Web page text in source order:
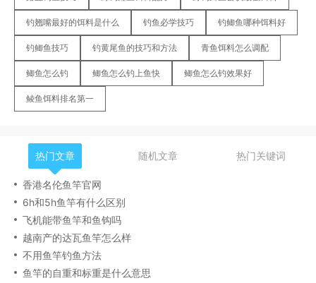
钓翘嘴最好的饵料是什么 钓鱼必学技巧 钓鲫鱼哪种饵料好
钓鲫鱼技巧 钓黄尾鱼的技巧和方法 青鱼饵料怎么调配
鲫鱼怎么钓 鲫鱼怎么钓上鱼快 鲫鱼怎么钓效果好
鲮鱼饵料排名第一
热门文章 随机文章 热门关键词
香港名伦鱼竿官网
6h和5h鱼竿有什么区别
飞机能带鱼竿和鱼钩吗
越南产的达瓦鱼竿怎么样
不用鱼竿钓鱼方法
鱼竿的自重和标重是什么意思